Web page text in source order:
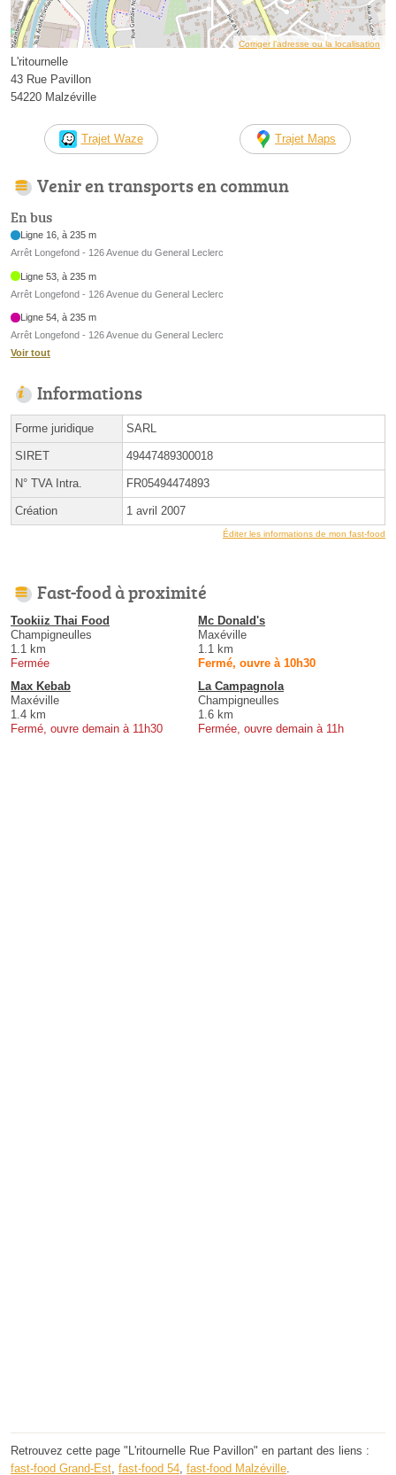
Corriger l’adresse ou la localisation
L'ritournelle
43 Rue Pavillon
54220 Malzéville
Trajet Waze Trajet Maps
Venir en transports en commun
En bus
Ligne 16, à 235 m
Arrêt Longefond - 126 Avenue du General Leclerc
Ligne 53, à 235 m
Arrêt Longefond - 126 Avenue du General Leclerc
Ligne 54, à 235 m
Arrêt Longefond - 126 Avenue du General Leclerc
Voir tout
Informations
Forme juridique SARL
SIRET 49447489300018
N° TVA Intra. FR05494474893
Création 1 avril 2007
Éditer les informations de mon fast-food
Fast-food à proximité
Tookiiz Thai Food
Champigneulles
1.1 km
Fermée
Mc Donald's
Maxéville
1.1 km
Fermé, ouvre à 10h30
Max Kebab
Maxéville
1.4 km
Fermé, ouvre demain à 11h30
La Campagnola
Champigneulles
1.6 km
Fermée, ouvre demain à 11h
Retrouvez cette page "L'ritournelle Rue Pavillon" en partant des liens :
fast-food Grand-Est, fast-food 54, fast-food Malzéville.